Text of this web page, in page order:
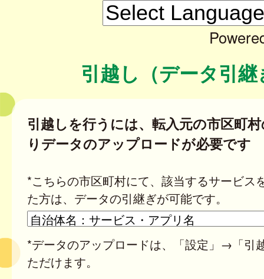
引越し（データ引継
引越しを行うには、転入元の市区町
りデータのアップロードが必要です
*こちらの市区町村にて、該当するサービス
た方は、データの引継ぎが可能です。
*データのアップロードは、「設定」→「引
ただけます。